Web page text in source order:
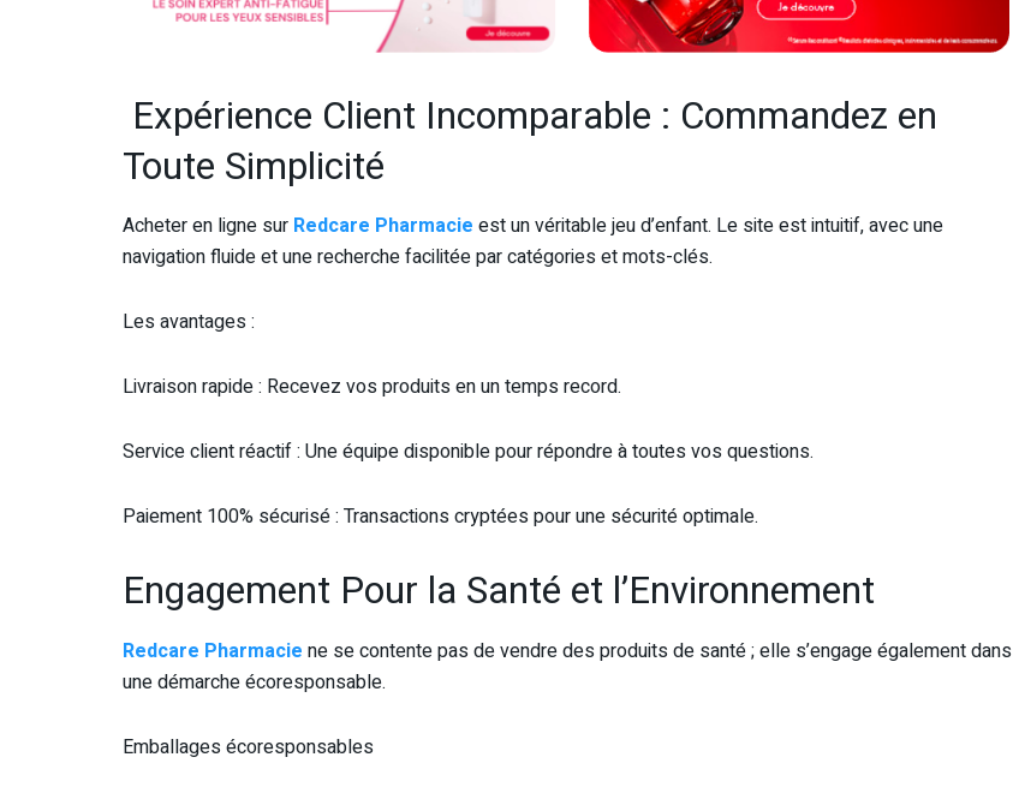
Expérience Client Incomparable : Commandez en
Toute Simplicité
Acheter en ligne sur Redcare Pharmacie est un véritable jeu d’enfant. Le site est intuitif, avec une
navigation fluide et une recherche facilitée par catégories et mots-clés.
Les avantages :
Livraison rapide : Recevez vos produits en un temps record.
Service client réactif : Une équipe disponible pour répondre à toutes vos questions.
Paiement 100% sécurisé : Transactions cryptées pour une sécurité optimale.
Engagement Pour la Santé et l’Environnement
Redcare Pharmacie ne se contente pas de vendre des produits de santé ; elle s’engage également dans
une démarche écoresponsable.
Emballages écoresponsables